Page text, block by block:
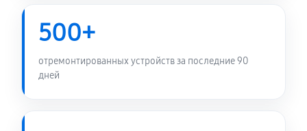
500+
отремонтированных устройств за последние 90
дней